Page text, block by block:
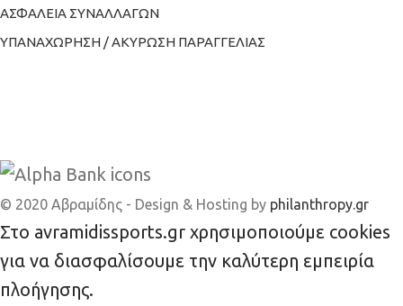
ΑΣΦΑΛΕΙΑ ΣΥΝΑΛΛΑΓΩΝ
ΥΠΑΝΑΧΩΡΗΣΗ / ΑΚΥΡΩΣΗ ΠΑΡΑΓΓΕΛΙΑΣ
© 2020 Αβραμίδης - Design & Hosting by philanthropy.gr
Στο avramidissports.gr χρησιμοποιούμε cookies
για να διασφαλίσουμε την καλύτερη εμπειρία
πλοήγησης.